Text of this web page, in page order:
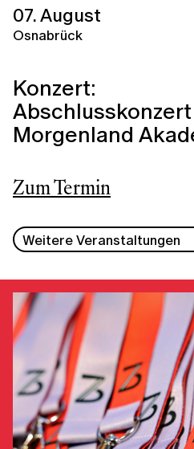
07. August
Osnabrück
Konzert:
Abschlusskonzert
Morgenland
Zum Termin
Weitere Veranstaltungen